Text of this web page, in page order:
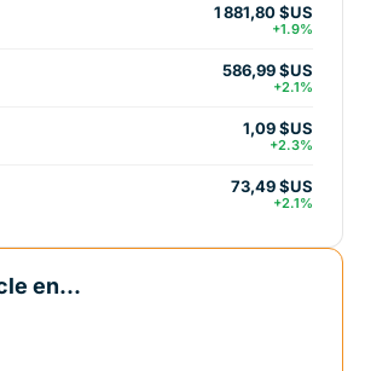
1 881,80 $US
+1.9%
586,99 $US
+2.1%
1,09 $US
+2.3%
73,49 $US
+2.1%
en...